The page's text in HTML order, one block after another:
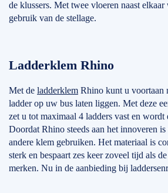
de klussers. Met twee vloeren naast
gebruik van de stellage.
Ladderklem Rhino
Met de ladderklem Rhino kunt u voortaan
ladder op uw bus laten liggen. Met deze
zet u tot maximaal 4 ladders vast en
Doordat Rhino steeds aan het innoveren
andere klem gebruiken. Het materiaal is
sterk en bespaart zes keer zoveel tijd als
merken. Nu in de aanbieding bij